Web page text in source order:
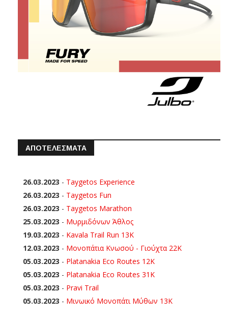
ΑΠΟΤΕΛΕΣΜΑΤΑ
26.03.2023 - Taygetos Experience
26.03.2023 - Taygetos Fun
26.03.2023 - Taygetos Marathon
25.03.2023 - Μυρμιδόνων Άθλος
19.03.2023 - Kavala Trail Run 13K
12.03.2023 - Μονοπάτια Κνωσού - Γιούχτα 22Κ
05.03.2023 - Platanakia Eco Routes 12K
05.03.2023 - Platanakia Eco Routes 31K
05.03.2023 - Pravi Trail
05.03.2023 - Μινωικό Μονοπάτι Μύθων 13Κ